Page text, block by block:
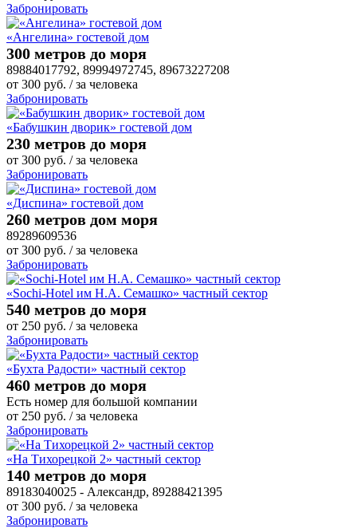
Забронировать
«Ангелина» гостевой дом
300 метров до моря
89884017792, 89994972745, 89673227208
от 300 руб. / за человека
Забронировать
«Бабушкин дворик» гостевой дом
230 метров до моря
от 300 руб. / за человека
Забронировать
«Диспина» гостевой дом
260 метров дом моря
89289609536
от 300 руб. / за человека
Забронировать
«Sochi-Hotel им Н.А. Семашко» частный сектор
540 метров до моря
от 250 руб. / за человека
Забронировать
«Бухта Радости» частный сектор
460 метров до моря
Есть номер для большой компании
от 250 руб. / за человека
Забронировать
«На Тихорецкой 2» частный сектор
140 метров до моря
89183040025 - Александр, 89288421395
от 300 руб. / за человека
Забронировать